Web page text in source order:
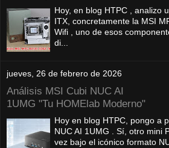
Hoy, en blog HTPC , analizo
ITX, concretamente la MSI
Wifi , uno de esos
di...
jueves, 26 de febrero de 2026
Análisis MSI Cubi NUC AI
1UMG "Tu HOMElab Moderno"
Hoy en blog HTPC, pongo a
NUC AI 1UMG . Sí, otro mini
vez bajo el icónico formato